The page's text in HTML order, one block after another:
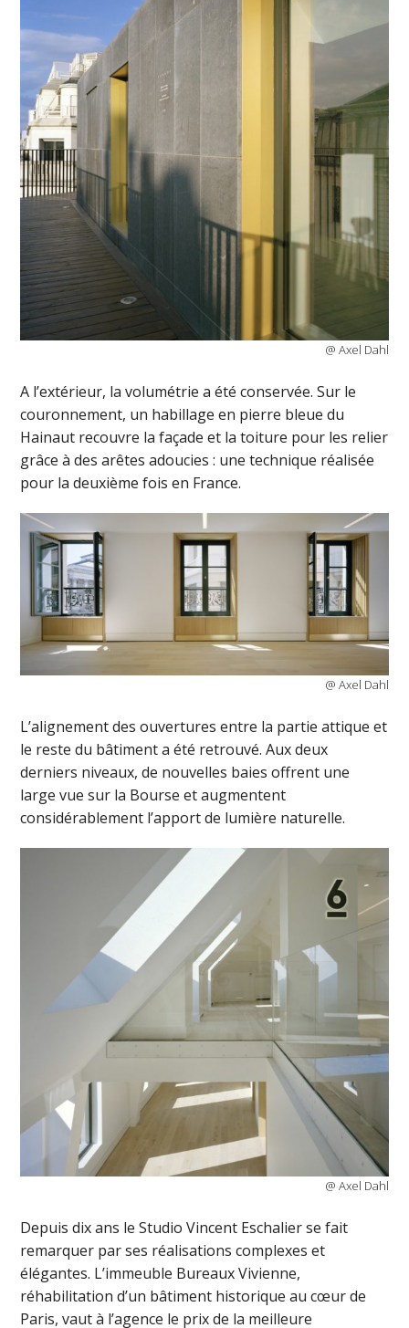
@ Axel Dahl
A l’extérieur, la volumétrie a été conservée. Sur le
couronnement, un habillage en pierre bleue du
Hainaut recouvre la façade et la toiture pour les relier
grâce à des arêtes adoucies : une technique réalisée
pour la deuxième fois en France.
@ Axel Dahl
L’alignement des ouvertures entre la partie attique et
le reste du bâtiment a été retrouvé. Aux deux
derniers niveaux, de nouvelles baies offrent une
large vue sur la Bourse et augmentent
considérablement l’apport de lumière naturelle.
@ Axel Dahl
Depuis dix ans le Studio Vincent Eschalier se fait
remarquer par ses réalisations complexes et
élégantes. L’immeuble Bureaux Vivienne,
réhabilitation d’un bâtiment historique au cœur de
Paris, vaut à l’agence le prix de la meilleure